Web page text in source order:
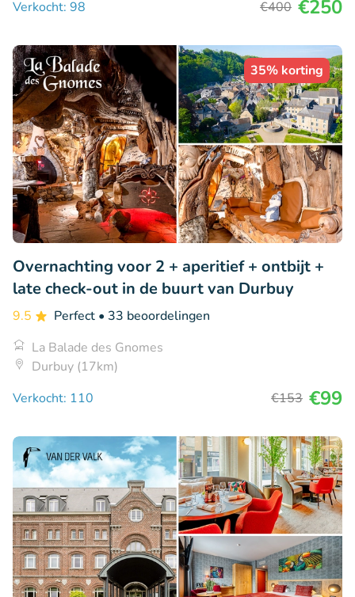
Verkocht: 98
€400 €250
35% korting
Overnachting voor 2 + aperitief + ontbijt +
late check-out in de buurt van Durbuy
9.5 Perfect • 33 beoordelingen
La Balade des Gnomes
Durbuy (17km)
Verkocht: 110
€153 €99